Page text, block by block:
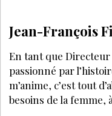
Jean-François
En tant que Directeur
passionné par
m’anime, c’est tout
besoins de la femme,